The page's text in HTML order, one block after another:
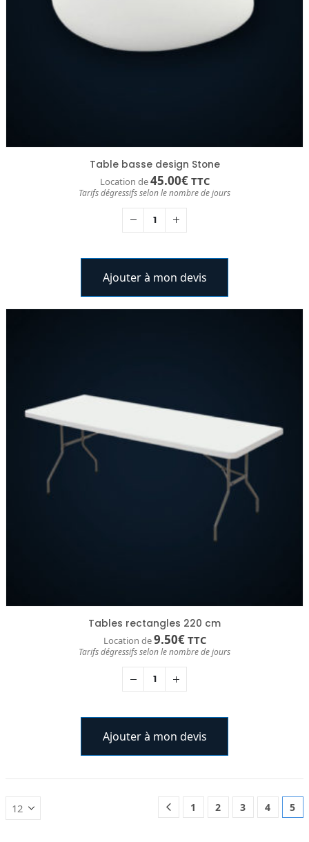
Table basse design Stone
Location de45.00€ TTC
Tarifs dégressifs selon le nombre de jours
Ajouter à mon devis
Tables rectangles 220 cm
Location de9.50€ TTC
Tarifs dégressifs selon le nombre de jours
Ajouter à mon devis
1 2 3 4 5